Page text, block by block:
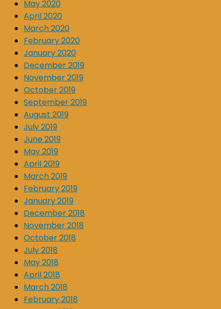
May 2020
April 2020
March 2020
February 2020
January 2020
December 2019
November 2019
October 2019
September 2019
August 2019
July 2019
June 2019
May 2019
April 2019
March 2019
February 2019
January 2019
December 2018
November 2018
October 2018
July 2018
May 2018
April 2018
March 2018
February 2018